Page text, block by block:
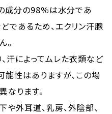
成分の98％は水分であ
であるため、エクリン汗腺
。
汗によってムレた衣類など
能性はありますが、この場
なります。
や外耳道、乳房、外陰部、